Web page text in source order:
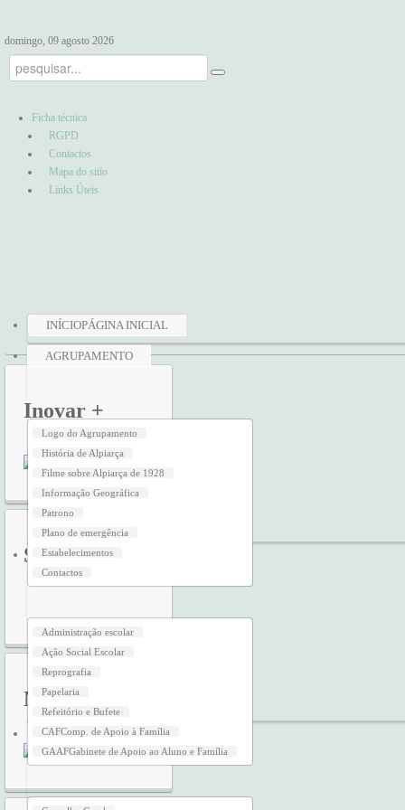
domingo, 09 agosto 2026
Ficha técnica
RGPD
Contactos
Mapa do sitío
Links Úteis
INÍCIOPÁGINA INICIAL
AGRUPAMENTO
Logo do Agrupamento
História de Alpiarça
Filme sobre Alpiarça de 1928
Informação Geográfica
Patrono
Plano de emergência
Estabelecimentos
Contactos
SERVIÇOS
Administração escolar
Ação Social Escolar
Reprografia
Papelaria
Refeitório e Bufete
CAFComp. de Apoio à Família
GAAFGabinete de Apoio ao Aluno e Família
ORGÃOS
Inovar +
SIGA
Moodle